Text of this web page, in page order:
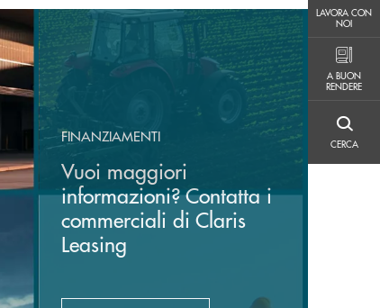
LAVORA CON
NOI
LAVORA CON NOI
A BUON
RENDERE
A BUON RENDERE
CERCA
CERCA
FINANZIAMENTI
Vuoi maggiori
informazioni? Contatta i
commerciali di Claris
Leasing